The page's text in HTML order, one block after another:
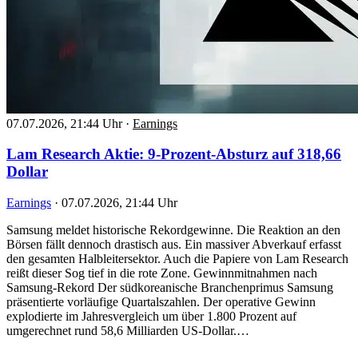
07.07.2026, 21:44 Uhr · Earnings
Lam Research Aktie: 9-Prozent-Absturz auf 318,66
Dollar
Earnings · 07.07.2026, 21:44 Uhr
Samsung meldet historische Rekordgewinne. Die Reaktion an den
Börsen fällt dennoch drastisch aus. Ein massiver Abverkauf erfasst
den gesamten Halbleitersektor. Auch die Papiere von Lam Research
reißt dieser Sog tief in die rote Zone. Gewinnmitnahmen nach
Samsung-Rekord Der südkoreanische Branchenprimus Samsung
präsentierte vorläufige Quartalszahlen. Der operative Gewinn
explodierte im Jahresvergleich um über 1.800 Prozent auf
umgerechnet rund 58,6 Milliarden US-Dollar.…